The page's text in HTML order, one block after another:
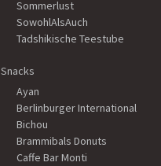
Sommerlust
SowohlAlsAuch
Tadshikische Teestube
Snacks
Ayan
Berlinburger International
Bichou
Brammibals Donuts
Caffe Bar Monti